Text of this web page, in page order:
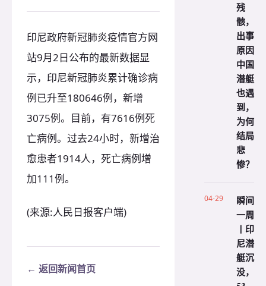
印尼政府新冠肺炎疫情官方网
站9月2日公布的最新数据显
示，印尼新冠肺炎累计确诊病
例已升至180646例，新增
3075例。目前，有7616例死
亡病例。过去24小时，新增治
愈患者1914人，死亡病例增
加111例。
(来源:人民日报客户端)
← 返回新闻首页
残
骸，
出事
原因
中国
潜艇
也遇
到，
为何
结局
悲
惨？
04-29
瞬间
一周
丨印
尼潜
艇沉
没，